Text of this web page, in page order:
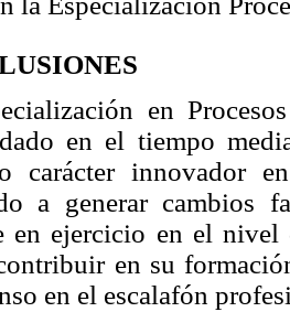
en
en el tiempo
carácter innovador
a generar cambios
en ejercicio en el nivel
en su
en el escalafón